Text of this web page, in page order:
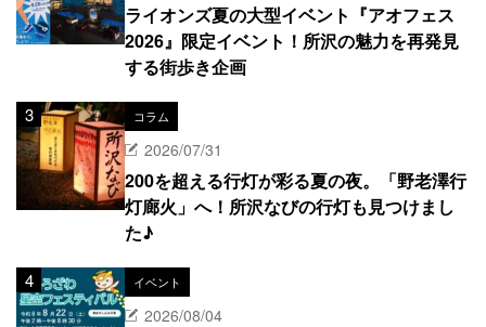
ライオンズ夏の大型イベント『アオフェス
2026』限定イベント！所沢の魅力を再発見
する街歩き企画
コラム
2026/07/31
200を超える行灯が彩る夏の夜。「野老澤行
灯廊火」へ！所沢なびの行灯も見つけまし
た♪
イベント
2026/08/04